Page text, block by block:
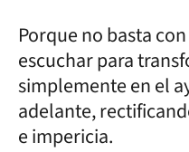
Porque no basta
escuchar para
simplemente en el
adelante,
e impericia.